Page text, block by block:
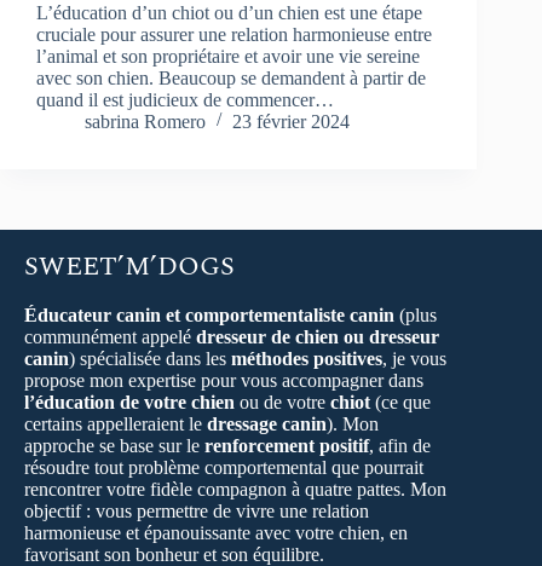
L’éducation d’un chiot ou d’un chien est une étape
cruciale pour assurer une relation harmonieuse entre
l’animal et son propriétaire et avoir une vie sereine
avec son chien. Beaucoup se demandent à partir de
quand il est judicieux de commencer…
sabrina Romero
23 février 2024
SWEET’M’DOGS
Éducateur canin et comportementaliste canin (plus
communément appelé dresseur de chien ou dresseur
canin) spécialisée dans les méthodes positives, je vous
propose mon expertise pour vous accompagner dans
l’éducation de votre chien ou de votre chiot (ce que
certains appelleraient le dressage canin). Mon
approche se base sur le renforcement positif, afin de
résoudre tout problème comportemental que pourrait
rencontrer votre fidèle compagnon à quatre pattes. Mon
objectif : vous permettre de vivre une relation
harmonieuse et épanouissante avec votre chien, en
favorisant son bonheur et son équilibre.